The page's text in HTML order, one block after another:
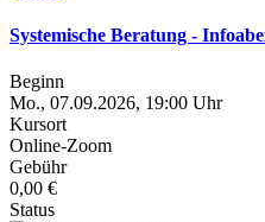
Systemische Beratung -
Beginn
Mo., 07.09.2026, 19:00 Uhr
Kursort
Online-Zoom
Gebühr
0,00 €
Status